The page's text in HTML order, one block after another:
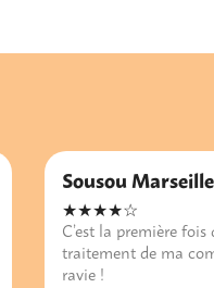
Sousou Marseille
★★★★☆
C’est la première
traitement de ma
ravie !